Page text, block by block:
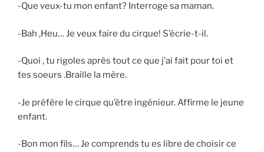
-Que veux-tu mon enfant? Interroge sa maman.
-Bah ,Heu… Je veux faire du cirque! S’écrie-t-il.
-Quoi , tu rigoles après tout ce que j’ai fait pour toi et
tes soeurs .Braille la mère.
-Je préfère le cirque qu’être ingénieur. Affirme le jeune
enfant.
-Bon mon fils… Je comprends tu es libre de choisir ce